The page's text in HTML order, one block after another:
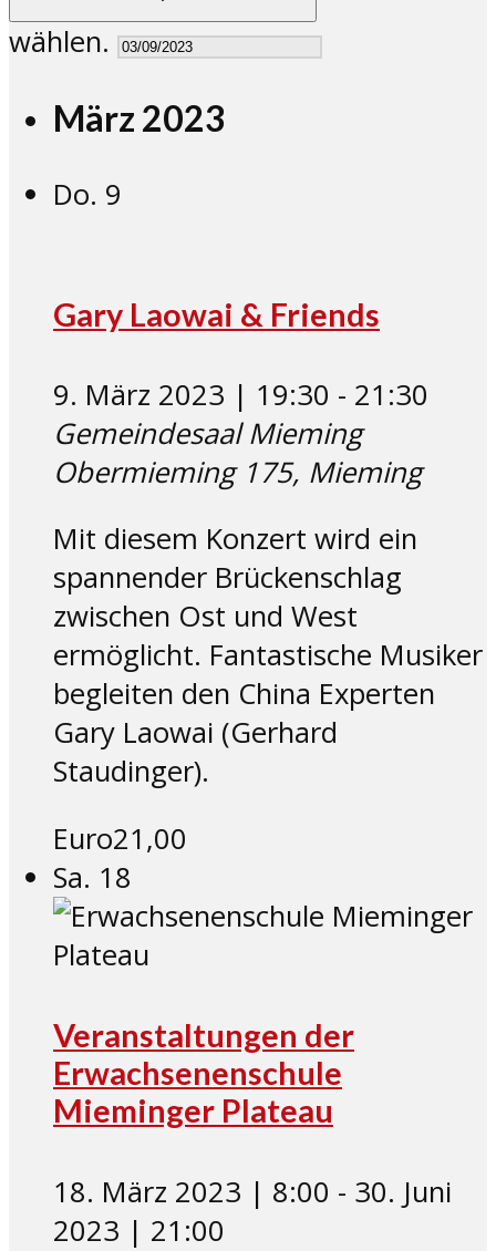
wählen.
März 2023
Do. 9
Gary Laowai & Friends
9. März 2023 | 19:30 - 21:30
Gemeindesaal Mieming
Obermieming 175, Mieming
Mit diesem Konzert wird ein
spannender Brückenschlag
zwischen Ost und West
ermöglicht. Fantastische Musiker
begleiten den China Experten
Gary Laowai (Gerhard
Staudinger).
Euro21,00
Sa. 18
Veranstaltungen der
Erwachsenenschule
Mieminger Plateau
18. März 2023 | 8:00 - 30. Juni
2023 | 21:00